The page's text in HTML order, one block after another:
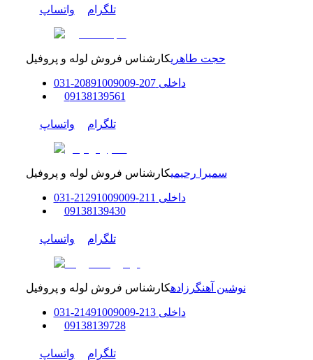
تلگرام واتساپ
حجت طاهریکارشناس فروش لوله و پروفیل
داخلی207-208
91009009
-
031
09138139561
تلگرام واتساپ
سمیرا رحیمیکارشناس فروش لوله و پروفیل
داخلی 211-212
91009009
-
031
09138139430
تلگرام واتساپ
نوشین آهنگرزادهکارشناس فروش لوله و پروفیل
داخلی213-214
91009009
-
031
09138139728
تلگرام واتساپ